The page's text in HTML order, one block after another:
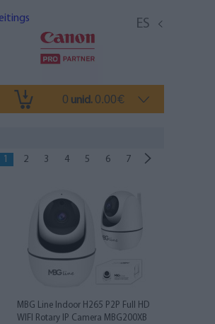
ES
0 unid. 0.00€
1 2 3 4 5 6 7
MBG Line Indoor H265 P2P Full HD
WIFI Rotary IP Camera MBG200XB